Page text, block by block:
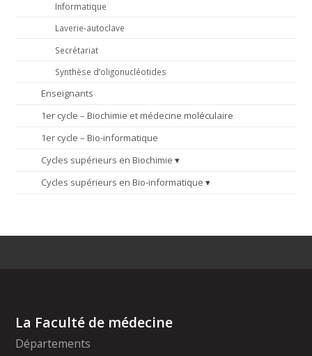
Informatique
Laverie-autoclave
Secrétariat
Synthèse d’oligonucléotides
Enseignants
1er cycle – Biochimie et médecine moléculaire
1er cycle – Bio-informatique
Cycles supérieurs en Biochimie
Cycles supérieurs en Bio-informatique
La Faculté de médecine
Départements